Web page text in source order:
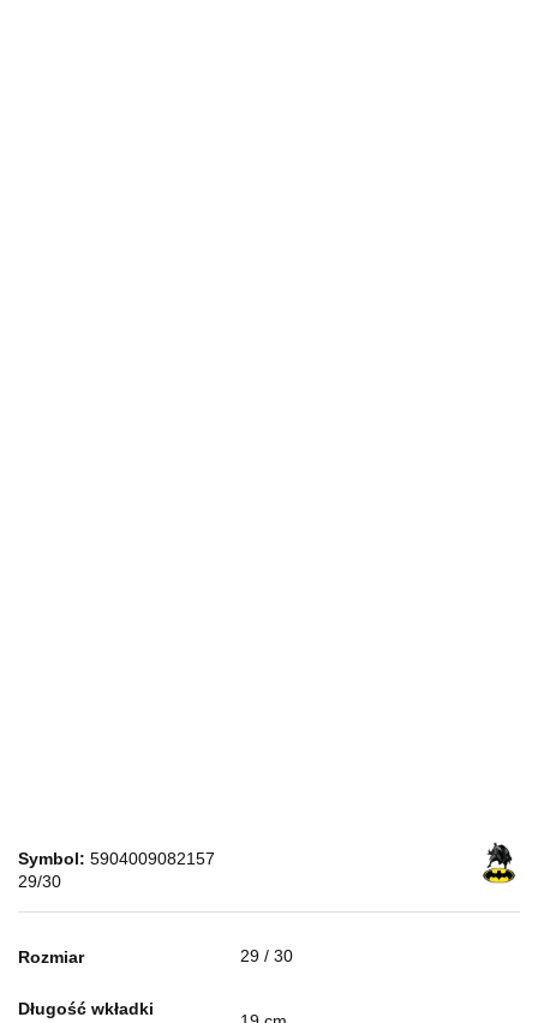
Symbol: 5904009082157
29/30
Rozmiar 29 / 30
Długość wkładki